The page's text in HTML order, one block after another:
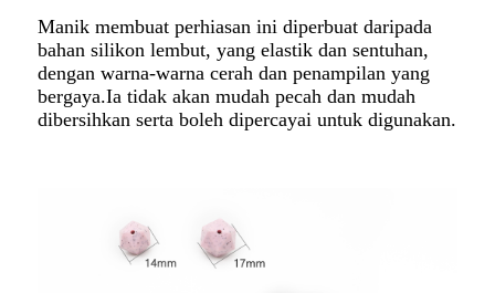
Manik membuat perhiasan ini diperbuat daripada
bahan silikon lembut, yang elastik dan sentuhan,
dengan warna-warna cerah dan penampilan yang
bergaya.Ia tidak akan mudah pecah dan mudah
dibersihkan serta boleh dipercayai untuk digunakan.